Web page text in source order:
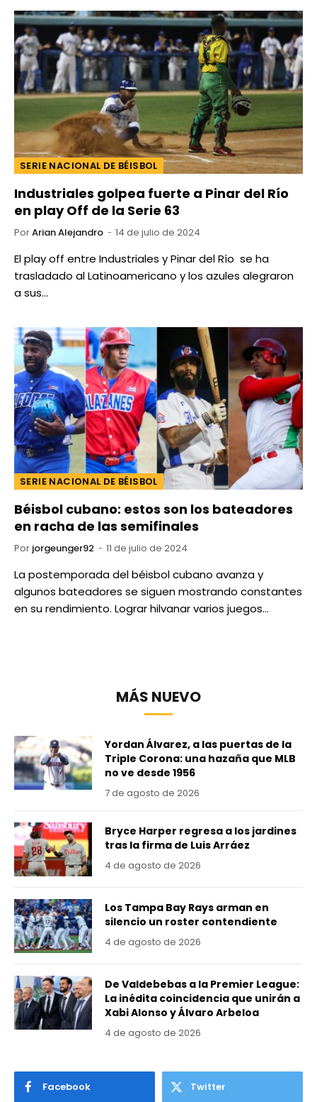
SERIE NACIONAL DE BÉISBOL
Industriales golpea fuerte a Pinar del Río
en play Off de la Serie 63
PorArian Alejandro 14 de julio de 2024
El play off entre Industriales y Pinar del Río se ha
trasladado al Latinoamericano y los azules alegraron
a sus…
SERIE NACIONAL DE BÉISBOL
Béisbol cubano: estos son los bateadores
en racha de las semifinales
Por jorgeunger92 11 de julio de 2024
La postemporada del béisbol cubano avanza y
algunos bateadores se siguen mostrando constantes
en su rendimiento. Lograr hilvanar varios juegos…
MÁS NUEVO
Yordan Álvarez, a las puertas de la
Triple Corona: una hazaña que MLB
no ve desde 1956
7 de agosto de 2026
Bryce Harper regresa a los jardines
tras la firma de Luis Arráez
4 de agosto de 2026
Los Tampa Bay Rays arman en
silencio un roster contendiente
4 de agosto de 2026
De Valdebebas a la Premier League:
La inédita coincidencia que unirán a
Xabi Alonso y Álvaro Arbeloa
4 de agosto de 2026
Facebook Twitter